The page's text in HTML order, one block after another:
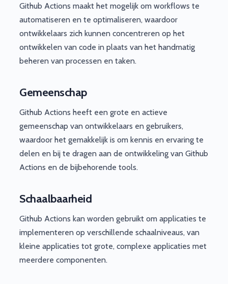
Github Actions maakt het mogelijk om workflows te
automatiseren en te optimaliseren, waardoor
ontwikkelaars zich kunnen concentreren op het
ontwikkelen van code in plaats van het handmatig
beheren van processen en taken.
Gemeenschap
Github Actions heeft een grote en actieve
gemeenschap van ontwikkelaars en gebruikers,
waardoor het gemakkelijk is om kennis en ervaring te
delen en bij te dragen aan de ontwikkeling van Github
Actions en de bijbehorende tools.
Schaalbaarheid
Github Actions kan worden gebruikt om applicaties te
implementeren op verschillende schaalniveaus, van
kleine applicaties tot grote, complexe applicaties met
meerdere componenten.